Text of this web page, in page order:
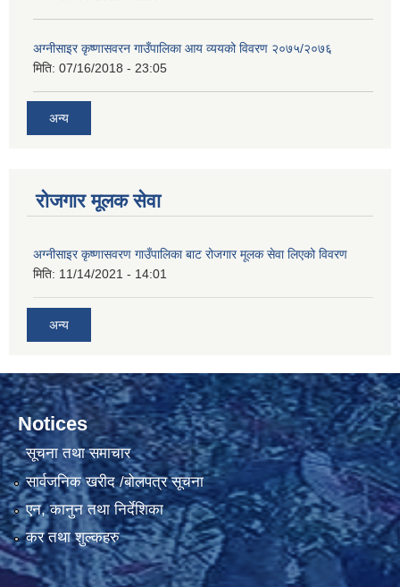
अग्नीसाइर कृष्णासवरन गाउँपालिका आय व्ययको विवरण २०७५/२०७६
मिति: 07/16/2018 - 23:05
अन्य
रोजगार मूलक सेवा
अग्नीसाइर कृष्णासवरण गाउँपालिका बाट रोजगार मूलक सेवा लिएको विवरण
मिति: 11/14/2021 - 14:01
अन्य
Notices
सूचना तथा समाचार
सार्वजनिक खरीद /बोलपत्र सूचना
एन, कानुन तथा निर्देशिका
कर तथा शुल्कहरु